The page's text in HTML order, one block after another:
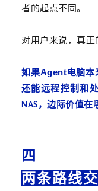
者的起点不同。
对用户来说，真
如果Agent电脑本
还能远程控制和
NAS ，边际价值在
四
两条路线